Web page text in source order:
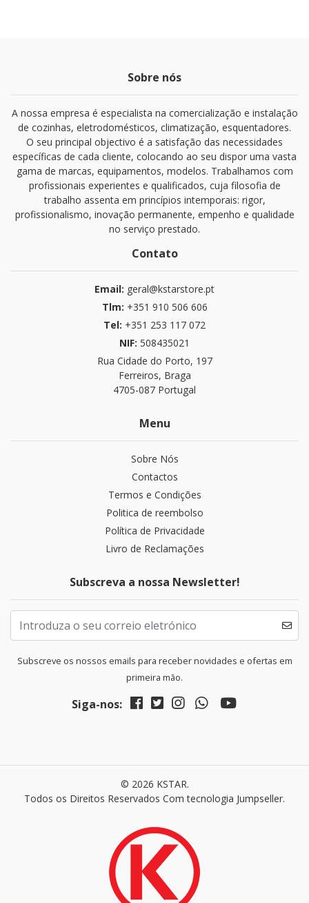
Sobre nós
A nossa empresa é especialista na comercialização e instalação
de cozinhas, eletrodomésticos, climatização, esquentadores.
O seu principal objectivo é a satisfação das necessidades
específicas de cada cliente, colocando ao seu dispor uma vasta
gama de marcas, equipamentos, modelos. Trabalhamos com
profissionais experientes e qualificados, cuja filosofia de
trabalho assenta em princípios intemporais: rigor,
profissionalismo, inovação permanente, empenho e qualidade
no serviço prestado.
Contato
Email: geral@kstarstore.pt
Tlm: +351 910 506 606
Tel: +351 253 117 072
NIF: 508435021
Rua Cidade do Porto, 197
Ferreiros, Braga
4705-087 Portugal
Menu
Sobre Nós
Contactos
Termos e Condições
Politica de reembolso
Política de Privacidade
Livro de Reclamações
Subscreva a nossa Newsletter!
Subscreve os nossos emails para receber novidades e ofertas em
primeira mão.
Siga-nos:
© 2026 KSTAR.
Todos os Direitos Reservados Com tecnologia Jumpseller.